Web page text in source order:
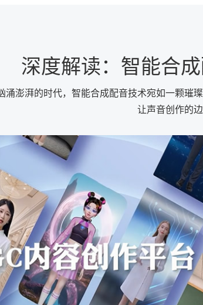
深度解读：智能合
涌澎湃的时代，智能合成配音技术宛如一颗璀
让声音创作的